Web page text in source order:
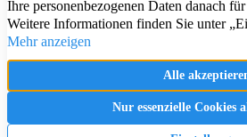
HomeCompany eG Ihre Agenturen
Impressum